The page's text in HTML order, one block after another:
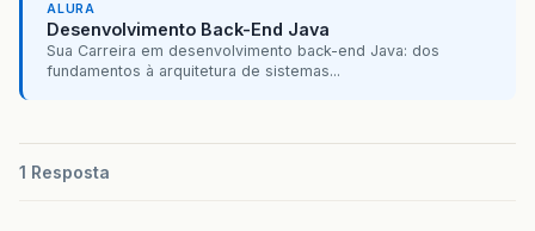
ALURA
Desenvolvimento Back-End Java
Sua Carreira em desenvolvimento back-end Java: dos
fundamentos à arquitetura de sistemas...
1 Resposta